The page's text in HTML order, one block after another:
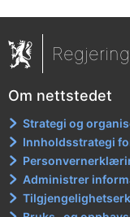
Om nettstedet
Strategi og
Innholdsstrategi
Administrer